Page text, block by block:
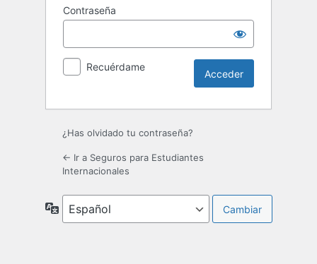
Contraseña
Recuérdame
¿Has olvidado tu contraseña?
← Ir a Seguros para Estudiantes
Internacionales
Idioma